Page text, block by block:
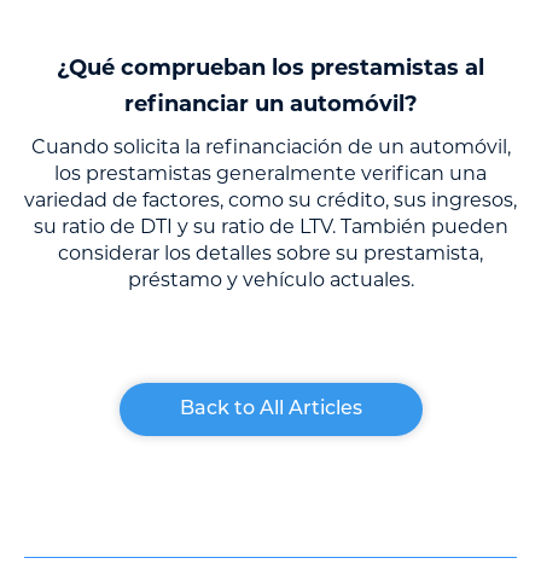
¿Qué comprueban los prestamistas al
refinanciar un automóvil?
Cuando solicita la refinanciación de un automóvil,
los prestamistas generalmente verifican una
variedad de factores, como su crédito, sus ingresos,
su ratio de DTI y su ratio de LTV. También pueden
considerar los detalles sobre su prestamista,
préstamo y vehículo actuales.
Back to All Articles